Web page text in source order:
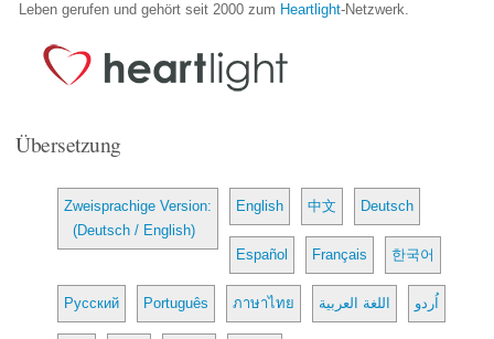
Leben gerufen und gehört seit 2000 zum Heartlight-Netzwerk.
Übersetzung
Zweisprachige Version:
(Deutsch / English)
English 中文 Deutsch
Español Français 한국어
Русский Português ภาษาไทย اللغة العربية اُردو